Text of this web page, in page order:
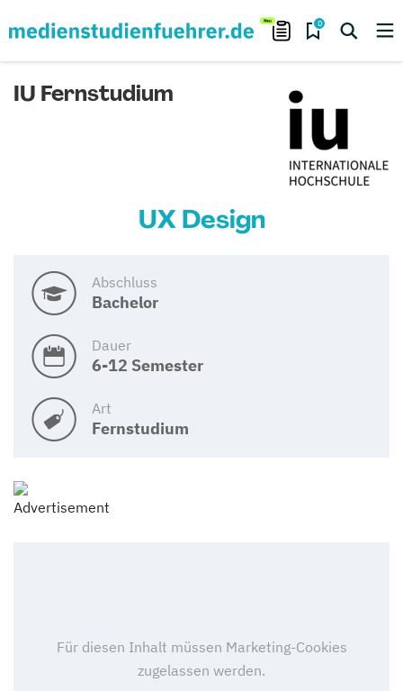
0
IU Fernstudium
UX Design
Abschluss
Bachelor
Dauer
6-12 Semester
Art
Fernstudium